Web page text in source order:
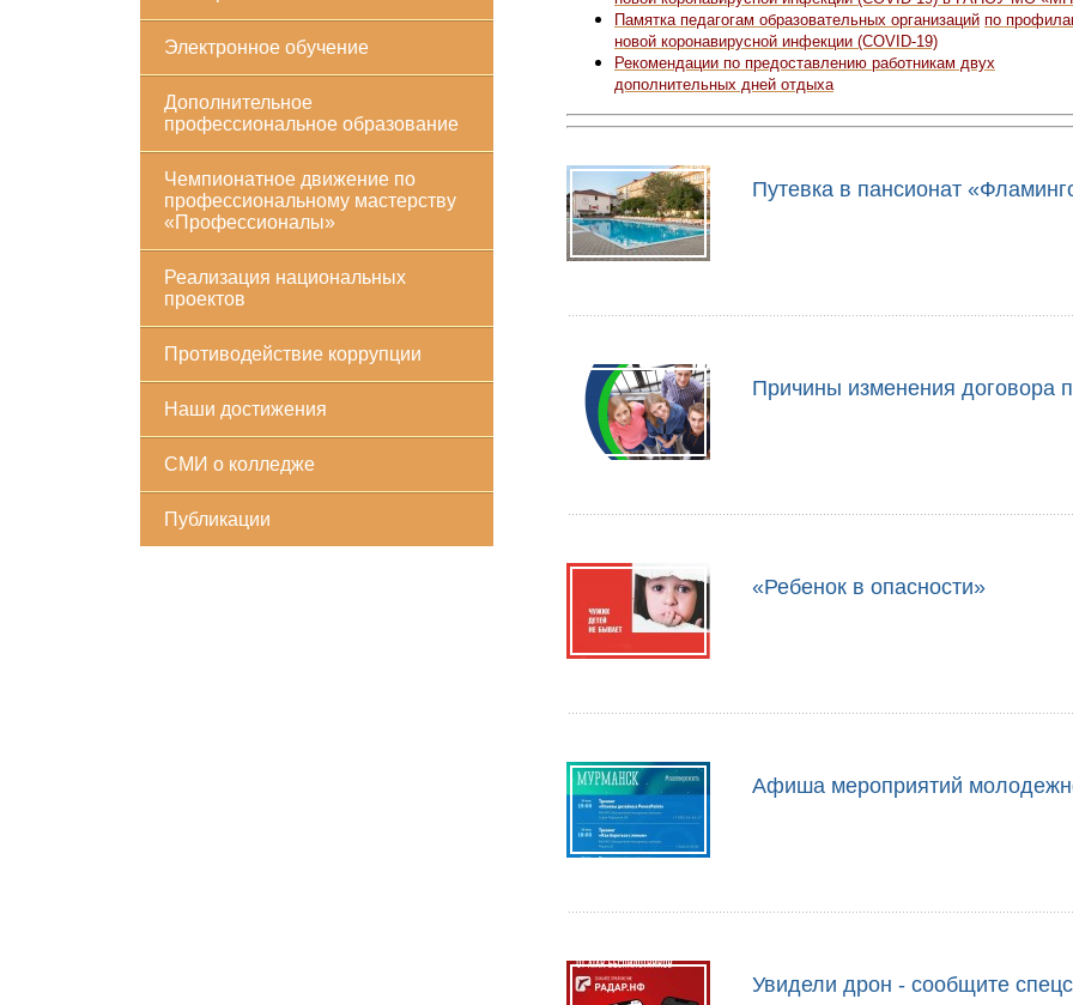
Электронное обучение
Дополнительное
профессиональное образование
Чемпионатное движение по
профессиональному мастерству
«Профессионалы»
Реализация национальных
проектов
Противодействие коррупции
Наши достижения
СМИ о колледже
Публикации
Памятка педагогам образовательных организаций по
новой коронавирусной инфекции (COVID-19)
Рекомендации по предоставлению работникам двух
дополнительных дней отдыха
Путевка в пансионат
Причины изменения договора
«Ребенок в опасности»
Афиша мероприятий
Увидели дрон - сообщите